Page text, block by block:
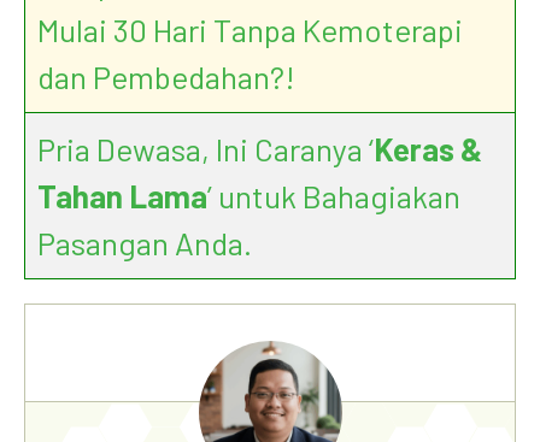
Mulai 30 Hari Tanpa Kemoterapi
dan Pembedahan?!
Pria Dewasa, Ini Caranya ‘Keras &
Tahan Lama’ untuk Bahagiakan
Pasangan Anda.